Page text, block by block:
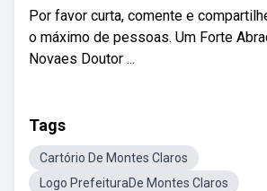
Por favor curta, comente e
o máximo de pessoas. Um Forte
Novaes Doutor ...
Tags
Cartório De Montes Claros
Logo PrefeituraDe Montes Claros